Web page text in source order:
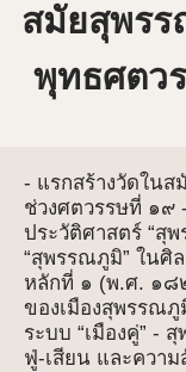
สมัยสุพร
พุทธศตว
- แรกสร้างวัดใน
ช่วงศตวรรษที่ ๑๙
ประวัติศาสตร์ “สุ
“สุพรรณภูมิ” ในศิ
หลักที่ ๑ (พ.ศ. ๑๘
ของเมืองสุพรรณ
ระบบ “เมืองคู่” -
ฟู่-เสียน และควา